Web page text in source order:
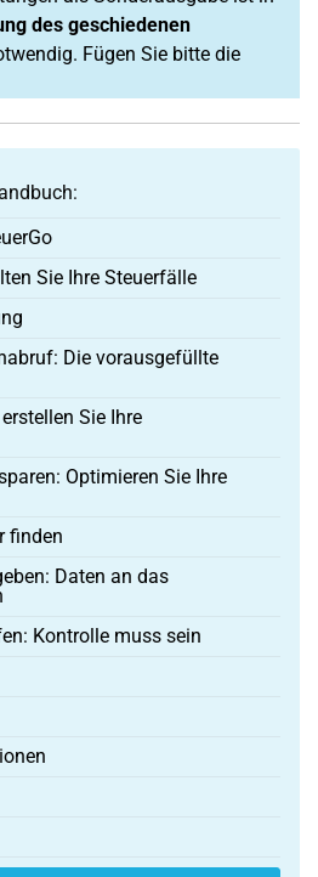
des geschiedenen
Fügen Sie bitte die
Sie Ihre Steuerfälle
Die vorausgefüllte
Sie Ihre
Optimieren Sie Ihre
finden
Daten an das
Kontrolle muss sein